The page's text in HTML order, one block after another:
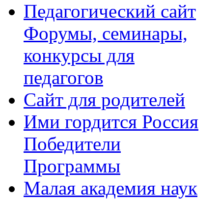
Педагогический сайт
Форумы, семинары,
конкурсы для
педагогов
Сайт для родителей
Ими гордится Россия
Победители
Программы
Малая академия наук